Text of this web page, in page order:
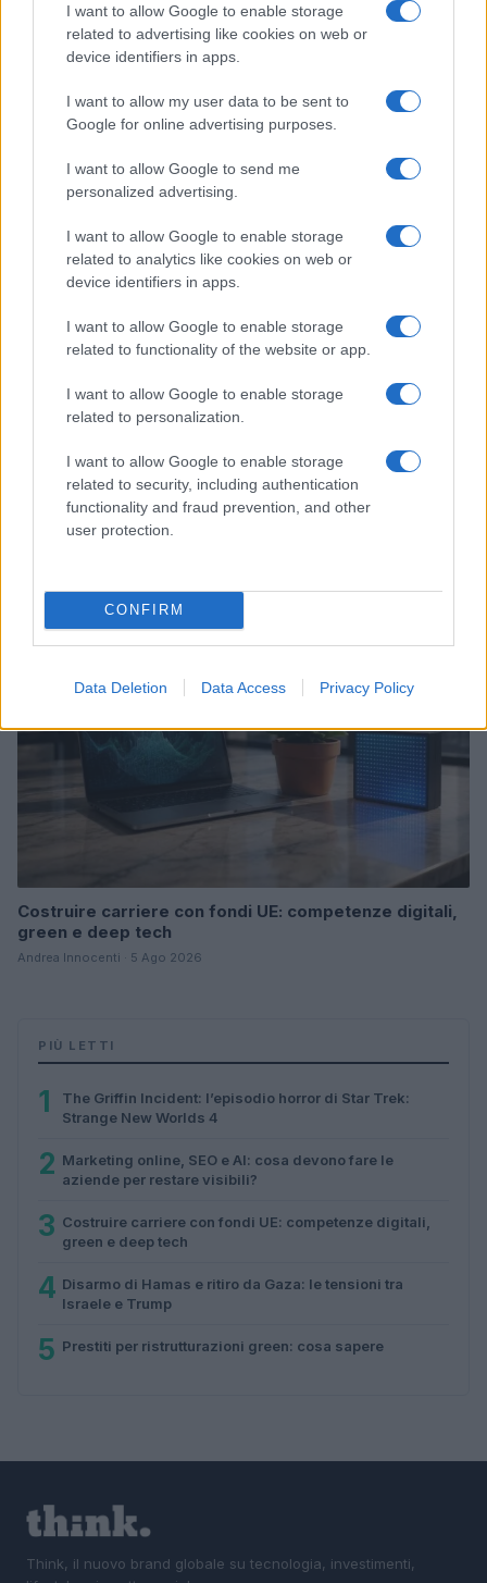
I want to allow Google to enable storage
related to advertising like cookies on web or
device identifiers in apps.
I want to allow my user data to be sent to
Google for online advertising purposes.
I want to allow Google to send me
personalized advertising.
I want to allow Google to enable storage
related to analytics like cookies on web or
device identifiers in apps.
I want to allow Google to enable storage
related to functionality of the website or app.
I want to allow Google to enable storage
related to personalization.
I want to allow Google to enable storage
related to security, including authentication
functionality and fraud prevention, and other
user protection.
CONFIRM
Data Deletion Data Access Privacy Policy
Rasoio elettrico Braun Serie 3 310s: recensione e
caratteristiche principali
Edoardo Vitali · 9 Ago 2026
Disarmo di Hamas e ritiro da Gaza: le tensioni tra
Israele e Trump
Costruire carriere con fondi UE: competenze digitali,
green e deep tech
Andrea Innocenti · 5 Ago 2026
PIÙ LETTI
1
The Griffin Incident: l’episodio horror di Star Trek:
Strange New Worlds 4
2 Marketing online, SEO e AI: cosa devono fare le
aziende per restare visibili?
3 Costruire carriere con fondi UE: competenze digitali,
green e deep tech
4 Disarmo di Hamas e ritiro da Gaza: le tensioni tra
Israele e Trump
5 Prestiti per ristrutturazioni green: cosa sapere
Think, il nuovo brand globale su tecnologia, investimenti,